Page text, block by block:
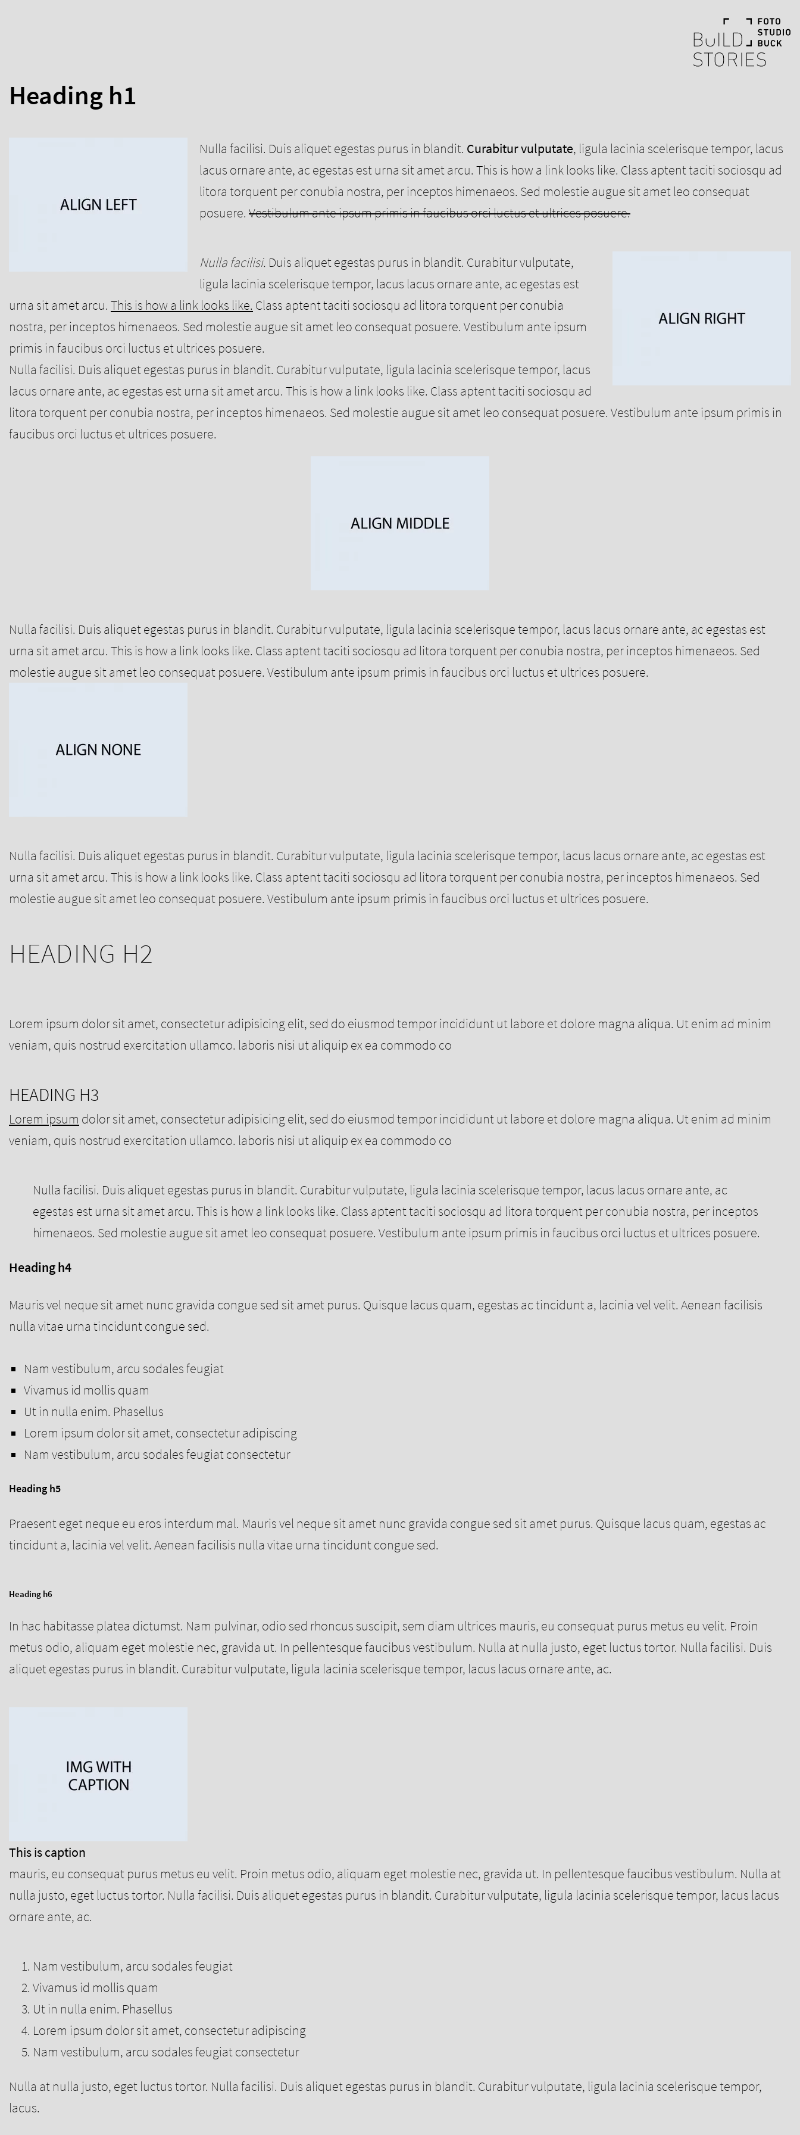
Heading h1
Nulla facilisi. Duis aliquet egestas purus in blandit. Curabitur vulputate, ligula lacinia scelerisque tempor, lacus
lacus ornare ante, ac egestas est urna sit amet arcu. This is how a link looks like. Class aptent taciti sociosqu ad
litora torquent per conubia nostra, per inceptos himenaeos. Sed molestie augue sit amet leo consequat
posuere. Vestibulum ante ipsum primis in faucibus orci luctus et ultrices posuere.
Nulla facilisi. Duis aliquet egestas purus in blandit. Curabitur vulputate,
ligula lacinia scelerisque tempor, lacus lacus ornare ante, ac egestas est
urna sit amet arcu. This is how a link looks like. Class aptent taciti sociosqu ad litora torquent per conubia
nostra, per inceptos himenaeos. Sed molestie augue sit amet leo consequat posuere. Vestibulum ante ipsum
primis in faucibus orci luctus et ultrices posuere.
Nulla facilisi. Duis aliquet egestas purus in blandit. Curabitur vulputate, ligula lacinia scelerisque tempor, lacus
lacus ornare ante, ac egestas est urna sit amet arcu. This is how a link looks like. Class aptent taciti sociosqu ad
litora torquent per conubia nostra, per inceptos himenaeos. Sed molestie augue sit amet leo consequat posuere. Vestibulum ante ipsum primis in
faucibus orci luctus et ultrices posuere.
Nulla facilisi. Duis aliquet egestas purus in blandit. Curabitur vulputate, ligula lacinia scelerisque tempor, lacus lacus ornare ante, ac egestas est
urna sit amet arcu. This is how a link looks like. Class aptent taciti sociosqu ad litora torquent per conubia nostra, per inceptos himenaeos. Sed
molestie augue sit amet leo consequat posuere. Vestibulum ante ipsum primis in faucibus orci luctus et ultrices posuere.
Nulla facilisi. Duis aliquet egestas purus in blandit. Curabitur vulputate, ligula lacinia scelerisque tempor, lacus lacus ornare ante, ac egestas est
urna sit amet arcu. This is how a link looks like. Class aptent taciti sociosqu ad litora torquent per conubia nostra, per inceptos himenaeos. Sed
molestie augue sit amet leo consequat posuere. Vestibulum ante ipsum primis in faucibus orci luctus et ultrices posuere.
HEADING H2
Lorem ipsum dolor sit amet, consectetur adipisicing elit, sed do eiusmod tempor incididunt ut labore et dolore magna aliqua. Ut enim ad minim
veniam, quis nostrud exercitation ullamco. laboris nisi ut aliquip ex ea commodo co
HEADING H3
Lorem ipsum dolor sit amet, consectetur adipisicing elit, sed do eiusmod tempor incididunt ut labore et dolore magna aliqua. Ut enim ad minim
veniam, quis nostrud exercitation ullamco. laboris nisi ut aliquip ex ea commodo co
Nulla facilisi. Duis aliquet egestas purus in blandit. Curabitur vulputate, ligula lacinia scelerisque tempor, lacus lacus ornare ante, ac
egestas est urna sit amet arcu. This is how a link looks like. Class aptent taciti sociosqu ad litora torquent per conubia nostra, per inceptos
himenaeos. Sed molestie augue sit amet leo consequat posuere. Vestibulum ante ipsum primis in faucibus orci luctus et ultrices posuere.
Heading h4
Mauris vel neque sit amet nunc gravida congue sed sit amet purus. Quisque lacus quam, egestas ac tincidunt a, lacinia vel velit. Aenean facilisis
nulla vitae urna tincidunt congue sed.
Nam vestibulum, arcu sodales feugiat
Vivamus id mollis quam
Ut in nulla enim. Phasellus
Lorem ipsum dolor sit amet, consectetur adipiscing
Nam vestibulum, arcu sodales feugiat consectetur
Heading h5
Praesent eget neque eu eros interdum mal. Mauris vel neque sit amet nunc gravida congue sed sit amet purus. Quisque lacus quam, egestas ac
tincidunt a, lacinia vel velit. Aenean facilisis nulla vitae urna tincidunt congue sed.
Heading h6
In hac habitasse platea dictumst. Nam pulvinar, odio sed rhoncus suscipit, sem diam ultrices mauris, eu consequat purus metus eu velit. Proin
metus odio, aliquam eget molestie nec, gravida ut. In pellentesque faucibus vestibulum. Nulla at nulla justo, eget luctus tortor. Nulla facilisi. Duis
aliquet egestas purus in blandit. Curabitur vulputate, ligula lacinia scelerisque tempor, lacus lacus ornare ante, ac.
This is caption
mauris, eu consequat purus metus eu velit. Proin metus odio, aliquam eget molestie nec, gravida ut. In pellentesque faucibus vestibulum. Nulla at
nulla justo, eget luctus tortor. Nulla facilisi. Duis aliquet egestas purus in blandit. Curabitur vulputate, ligula lacinia scelerisque tempor, lacus lacus
ornare ante, ac.
Nam vestibulum, arcu sodales feugiat
Vivamus id mollis quam
Ut in nulla enim. Phasellus
Lorem ipsum dolor sit amet, consectetur adipiscing
Nam vestibulum, arcu sodales feugiat consectetur
Nulla at nulla justo, eget luctus tortor. Nulla facilisi. Duis aliquet egestas purus in blandit. Curabitur vulputate, ligula lacinia scelerisque tempor,
lacus.